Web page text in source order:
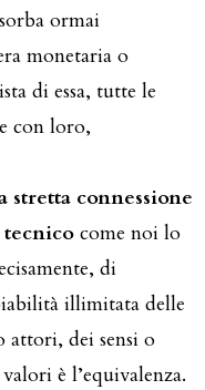
ormai
monetaria o
di essa, tutte le
con loro,
stretta connessione
come noi lo
di
illimitata delle
dei sensi o
è l’equivalenza.